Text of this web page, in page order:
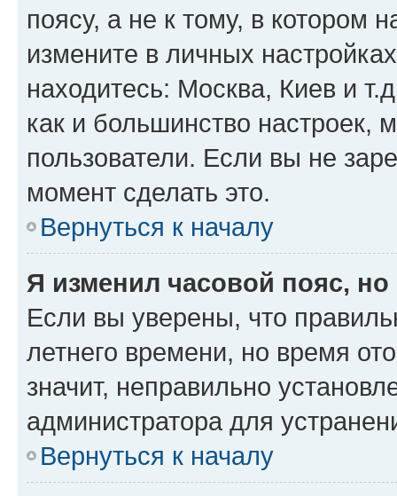
поясу, а не к тому, в котором
измените в личных
находитесь: Москва, Киев и
как и большинство настроек,
пользователи. Если вы не
момент сделать это.
Вернуться к началу
Я изменил часовой пояс,
Если вы уверены, что
летнего времени, но время
значит, неправильно
администратора для
Вернуться к началу